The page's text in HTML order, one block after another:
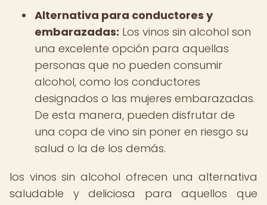
Alternativa para conductores y
embarazadas: Los vinos sin alcohol son
una excelente opción para aquellas
personas que no pueden consumir
alcohol, como los conductores
designados o las mujeres embarazadas.
De esta manera, pueden disfrutar de
una copa de vino sin poner en riesgo su
salud o la de los demás.
los vinos sin alcohol ofrecen una alternativa
saludable y deliciosa para aquellos que